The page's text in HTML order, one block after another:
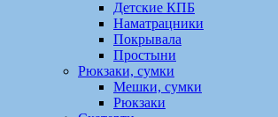
Детские КПБ
Наматрацники
Покрывала
Простыни
Рюкзаки, сумки
Мешки, сумки
Рюкзаки